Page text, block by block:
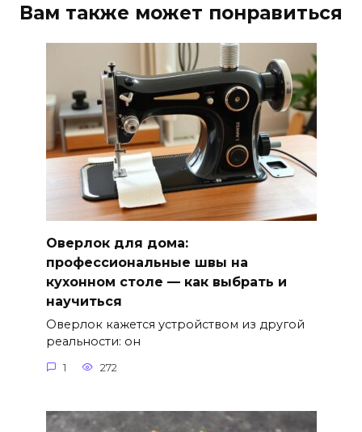
Вам также может понравиться
Оверлок для дома:
профессиональные швы на
кухонном столе — как выбрать и
научиться
Оверлок кажется устройством из другой
реальности: он
1 272